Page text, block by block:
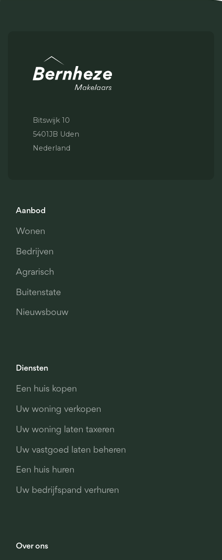
Bitswijk 10
5401JB Uden
Nederland
Aanbod
Wonen
Bedrijven
Agrarisch
Buitenstate
Nieuwsbouw
Diensten
Een huis kopen
Uw woning verkopen
Uw woning laten taxeren
Uw vastgoed laten beheren
Een huis huren
Uw bedrijfspand verhuren
Over ons